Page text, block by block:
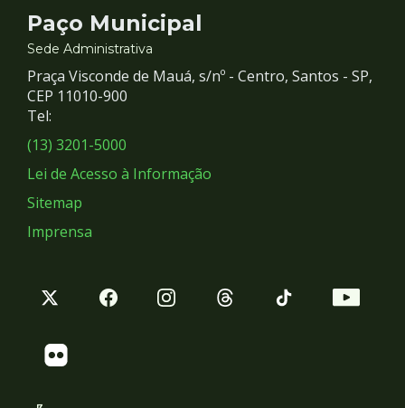
Contato
e
Redes
Sociais
Paço Municipal
Sede Administrativa
Praça Visconde de Mauá, s/nº - Centro, Santos - SP,
CEP 11010-900
Tel:
(13) 3201-5000
Lei de Acesso à Informação
Sitemap
Imprensa